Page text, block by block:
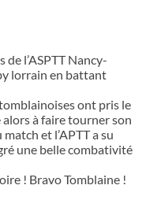
l’ASPTT Nancy-
lorrain en battant
ont pris le
alors à faire tourner son
et l’APTT a su
une belle combativité
! Bravo Tomblaine !